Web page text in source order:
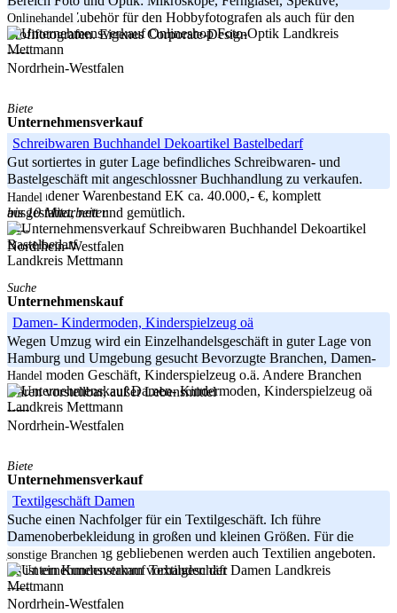
Teleskope, Zubehör für den Hobbyfotografen als auch für den
Profifotografen. Eigenes Corporate-Design
-----
Nordrhein-Westfalen
Onlinehandel
Landkreis
Mettmann
Biete
Unternehmensverkauf
Schreibwaren Buchhandel Dekoartikel Bastelbedarf
Gut sortiertes in guter Lage befindliches Schreibwaren- und
Bastelgeschäft mit angeschlossner Buchhandlung zu verkaufen.
Vorhandener Warenbestand EK ca. 40.000,- €, komplett
ausgestattet, nett und gemütlich.
-----
Nordrhein-Westfalen
Handel
bis 10 Mitarbeiter
Landkreis Mettmann
Suche
Unternehmenskauf
Damen- Kindermoden, Kinderspielzeug oä
Wegen Umzug wird ein Einzelhandelsgeschäft in guter Lage von
Hamburg und Umgebung gesucht Bevorzugte Branchen, Damen-
Kindermoden Geschäft, Kinderspielzeug o.ä. Andere Branchen
wären vorstellbar, außer Lebensmittel
-----
Nordrhein-Westfalen
Handel
Landkreis Mettmann
Biete
Unternehmensverkauf
Textilgeschäft Damen
Suche einen Nachfolger für ein Textilgeschäft. Ich führe
Damenoberbekleidung in großen und kleinen Größen. Für die
jüngeren oder jung gebliebenen werden auch Textilien angeboten.
Es ist ein Kundenstamm vorhanden der
-----
Nordrhein-Westfalen
sonstige Branchen
Landkreis
Mettmann